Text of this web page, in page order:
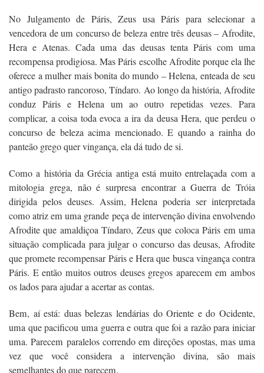
No Julgamento de Páris, Zeus usa Páris para selecionar a
vencedora de um concurso de beleza entre três deusas – Afrodite,
Hera e Atenas. Cada uma das deusas tenta Páris com uma
recompensa prodigiosa. Mas Páris escolhe Afrodite porque ela lhe
oferece a mulher mais bonita do mundo – Helena, enteada de seu
antigo padrasto rancoroso, Tíndaro. Ao longo da história, Afrodite
conduz Páris e Helena um ao outro repetidas vezes. Para
complicar, a coisa toda evoca a ira da deusa Hera, que perdeu o
concurso de beleza acima mencionado. E quando a rainha do
panteão grego quer vingança, ela dá tudo de si.
Como a história da Grécia antiga está muito entrelaçada com a
mitologia grega, não é surpresa encontrar a Guerra de Tróia
dirigida pelos deuses. Assim, Helena poderia ser interpretada
como atriz em uma grande peça de intervenção divina envolvendo
Afrodite que amaldiçoa Tíndaro, Zeus que coloca Páris em uma
situação complicada para julgar o concurso das deusas, Afrodite
que promete recompensar Páris e Hera que busca vingança contra
Páris. E então muitos outros deuses gregos aparecem em ambos
os lados para ajudar a acertar as contas.
Bem, aí está: duas belezas lendárias do Oriente e do Ocidente,
uma que pacificou uma guerra e outra que foi a razão para iniciar
uma. Parecem paralelos correndo em direções opostas, mas uma
vez que você considera a intervenção divina, são mais
semelhantes do que parecem.